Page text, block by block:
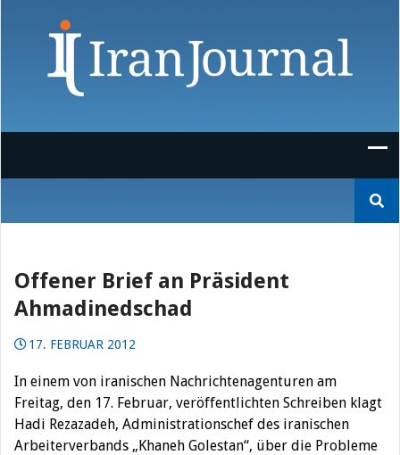
nach:
Offener Brief an Präsident
Ahmadinedschad
17. FEBRUAR 2012
In einem von iranischen Nachrichtenagenturen am
Freitag, den 17. Februar, veröffentlichten Schreiben klagt
Hadi Rezazadeh, Administrationschef des iranischen
Arbeiterverbands „Khaneh Golestan“, über die Probleme